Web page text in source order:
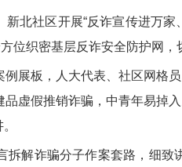
北社区开展“反诈宣传进万
位织密基层反诈安全防护网，
展板，人大代表、社区网格
虚假推销诈骗，中青年易掉
解诈骗分子作案套路，细致